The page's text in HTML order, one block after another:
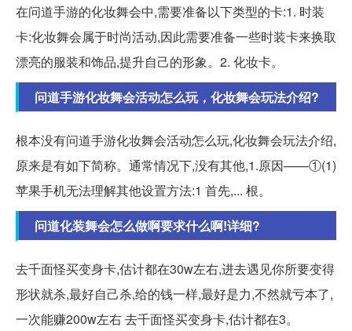
在问道手游的化妆舞会中,需要准备以下类型的卡:1. 时装
卡:化妆舞会属于时尚活动,因此需要准备一些时装卡来换取
漂亮的服装和饰品,提升自己的形象。2. 化妆卡。
问道手游化妆舞会活动怎么玩，化妆舞会玩法介绍?
根本没有问道手游化妆舞会活动怎么玩,化妆舞会玩法介绍,
原来是有如下简称。通常情况下,没有其他,1.原因——①(1)
苹果手机无法理解其他设置方法:1 首先,... 根。
问道化装舞会怎么做啊要求什么啊!详细?
去千面怪买变身卡,估计都在30w左右,进去遇见你所要变得
形状就杀,最好自己杀,给的钱一样,最好是力,不然就亏本了,
一次能赚200w左右 去千面怪买变身卡,估计都在3。